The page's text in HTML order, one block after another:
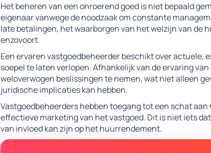
Het beheren van een onroerend goed is niet bepaald
eigenaar vanwege de noodzaak om constante
late betalingen, het waarborgen van het welzijn van de
enzovoort.
Een ervaren vastgoedbeheerder beschikt over actuele,
soepel te laten verlopen. Afhankelijk van de ervaring
weloverwogen beslissingen te nemen, wat niet alleen
juridische implicaties kan hebben.
Vastgoedbeheerders hebben toegang tot een schat aan
effectieve marketing van het vastgoed. Dit is niet iets
van invloed kan zijn op het huurrendement.